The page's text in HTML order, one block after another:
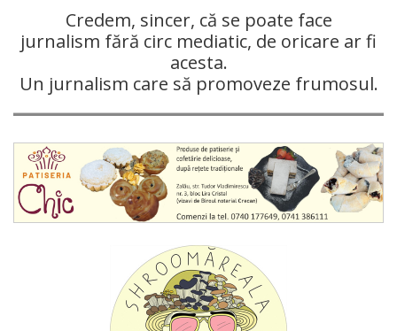
Credem, sincer, că se poate face
jurnalism fără circ mediatic, de oricare ar fi
acesta.
Un jurnalism care să promoveze frumosul.